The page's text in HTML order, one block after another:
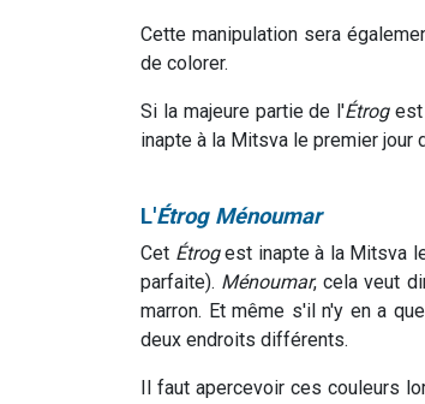
Cette manipulation sera
de colorer.
Si la majeure partie de l'Étrogest
inapte à la Mitsva le premier jour
L'Étrog Ménoumar
Cet Étrogest inapte à la Mitsva
parfaite). Ménoumar, cela veut
marron. Et même s'il n'y en a
deux endroits différents.
Il faut apercevoir ces couleurs